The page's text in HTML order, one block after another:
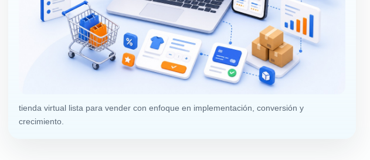
tienda virtual lista para vender con enfoque en implementación, conversión y
crecimiento.